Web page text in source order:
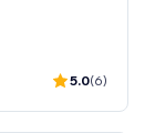
5.0(6)